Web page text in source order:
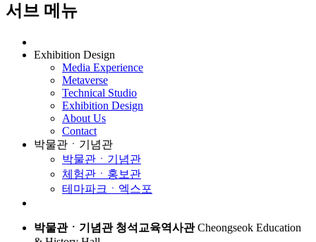
서브 메뉴
Exhibition Design
Media Experience
Metaverse
Technical Studio
Exhibition Design
About Us
Contact
박물관ㆍ기념관
박물관ㆍ기념관
체험관ㆍ홍보관
테마파크ㆍ엑스포
박물관ㆍ기념관 청석교육역사관 Cheongseok Education